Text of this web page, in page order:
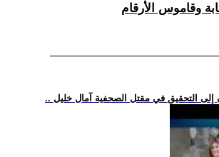
إلى التحقيق في مقتل الصحفية آمال خليل